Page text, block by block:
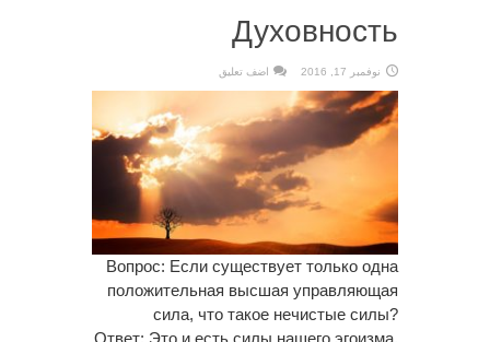
Духовность
نوفمبر 17, 2016 اضف تعليق
Вопрос: Если существует только одна
положительная высшая управляющая
сила, что такое нечистые силы?
Ответ: Это и есть силы нашего эгоизма.